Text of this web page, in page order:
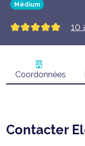
Médium
10
Coordonnées
Contacter